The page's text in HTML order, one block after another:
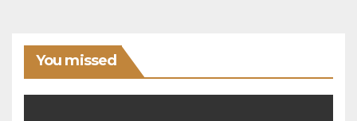
You missed